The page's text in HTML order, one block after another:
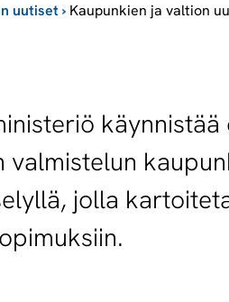
uutiset› Kaupunkien ja valtion
valmistelun
jolla